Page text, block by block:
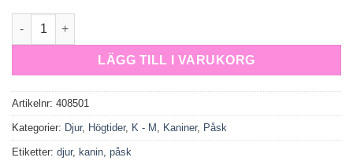
Kaninskor mängd
LÄGG TILL I VARUKORG
Artikelnr: 408501
Kategorier: Djur, Högtider, K - M , Kaniner, Påsk
Etiketter: djur, kanin, påsk